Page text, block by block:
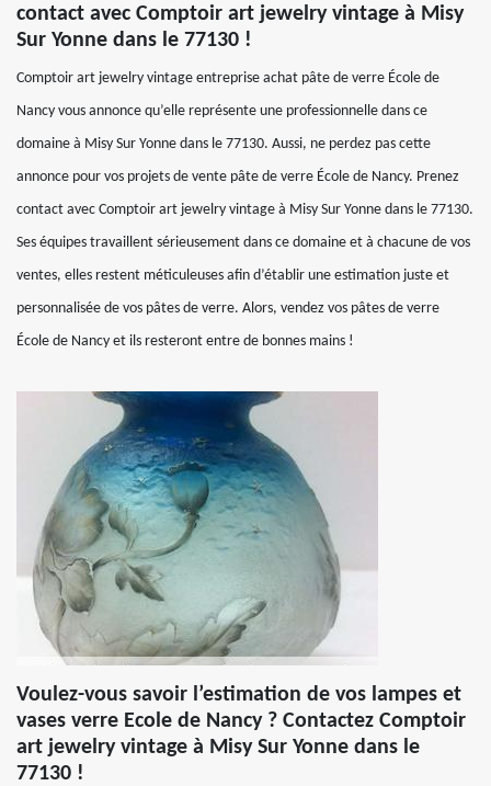
contact avec Comptoir art jewelry vintage à Misy
Sur Yonne dans le 77130 !
Comptoir art jewelry vintage entreprise achat pâte de verre École de
Nancy vous annonce qu’elle représente une professionnelle dans ce
domaine à Misy Sur Yonne dans le 77130. Aussi, ne perdez pas cette
annonce pour vos projets de vente pâte de verre École de Nancy. Prenez
contact avec Comptoir art jewelry vintage à Misy Sur Yonne dans le 77130.
Ses équipes travaillent sérieusement dans ce domaine et à chacune de vos
ventes, elles restent méticuleuses afin d’établir une estimation juste et
personnalisée de vos pâtes de verre. Alors, vendez vos pâtes de verre
École de Nancy et ils resteront entre de bonnes mains !
Voulez-vous savoir l’estimation de vos lampes et
vases verre Ecole de Nancy ? Contactez Comptoir
art jewelry vintage à Misy Sur Yonne dans le
77130 !